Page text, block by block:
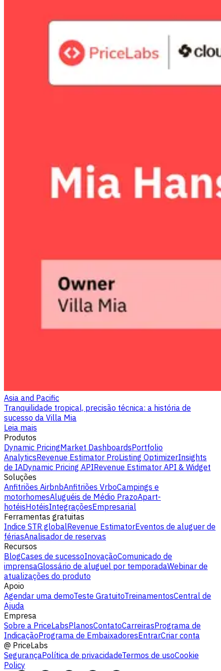
Asia and Pacific
Tranquilidade tropical, precisão técnica: a história de
sucesso da Villa Mia
Leia mais
Produtos
Dynamic PricingMarket DashboardsPortfolio
AnalyticsRevenue Estimator ProListing OptimizerInsights
de IADynamic Pricing APIRevenue Estimator API & Widget
Soluções
Anfitriões AirbnbAnfitriões VrboCampings e
motorhomesAluguéis de Médio PrazoApart-
hotéisHotéisIntegraçõesEmpresarial
Ferramentas gratuitas
Indice STR globalRevenue EstimatorEventos de aluguer de
fériasAnalisador de reservas
Recursos
BlogCases de sucessoInovaçãoComunicado de
imprensaGlossário de aluguel por temporadaWebinar de
atualizações do produto
Apoio
Agendar uma demoTeste GratuitoTreinamentosCentral de
Ajuda
Empresa
Sobre a PriceLabsPlanosContatoCarreirasPrograma de
IndicaçãoPrograma de EmbaixadoresEntrarCriar conta
@ PriceLabs
SegurançaPolítica de privacidadeTermos de usoCookie
Policy